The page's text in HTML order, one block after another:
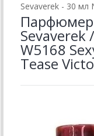
Sevaverek - 30 мл
W5168
Tease